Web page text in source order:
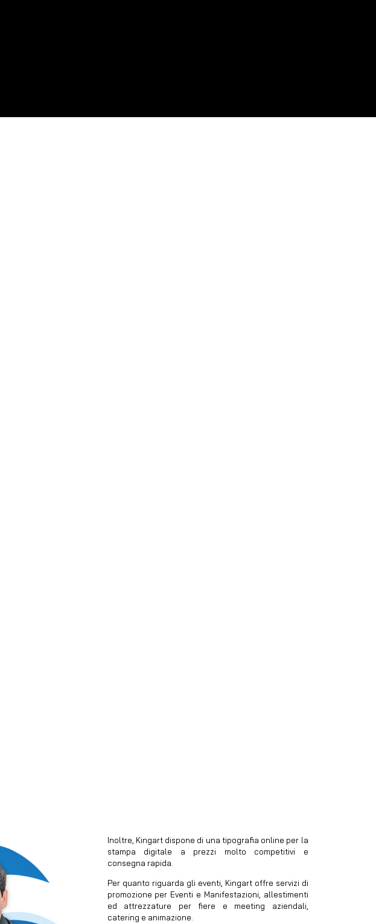
Inoltre, Kingart dispone di una tipografia online per la
stampa digitale a prezzi molto competitivi e
consegna rapida.
Per quanto riguarda gli eventi, Kingart offre servizi di
promozione per Eventi e Manifestazioni, allestimenti
ed attrezzature per fiere e meeting aziendali,
catering e animazione.